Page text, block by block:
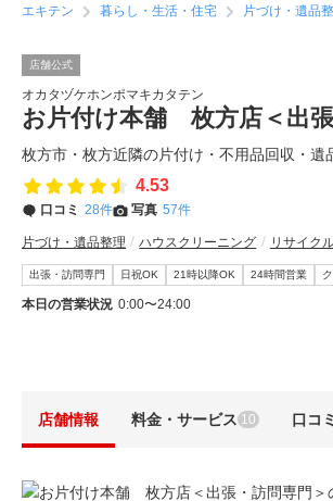
エキテン 暮らし・生活・住宅 片づけ・遺品
店舗公式
オカタヅケホンポマキカタテン
お片付け本舗 枚方店＜出
枚方市・枚方近隣の片付け・不用品回収・
4.53
口コミ 28件 写真 57件
片づけ・遺品整理 ハウスクリーニング リサイク
出張・訪問専門 日祝OK 21時以降OK 24時間営業
本日の営業状況 0:00〜24:00
店舗情報 料金・サービス 10 口コミ